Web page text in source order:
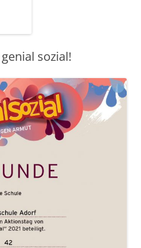
sozial!